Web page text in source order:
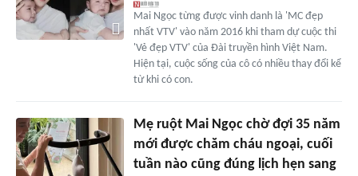
Mai Ngọc từng được vinh danh là 'MC đẹp
nhất VTV' vào năm 2016 khi tham dự cuộc thi
'Vẻ đẹp VTV' của Đài truyền hình Việt Nam.
Hiện tại, cuộc sống của cô có nhiều thay đổi kể
từ khi có con.
Mẹ ruột Mai Ngọc chờ đợi 35 năm
mới được chăm cháu ngoại, cuối
tuần nào cũng đúng lịch hẹn sang